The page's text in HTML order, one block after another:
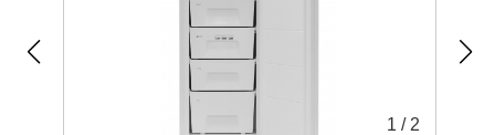
1 / 2